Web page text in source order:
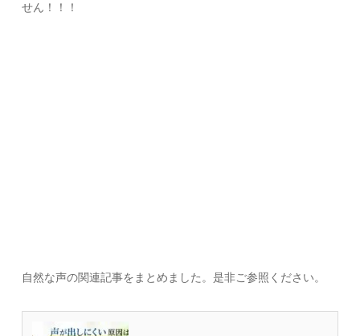
せん！！！
自然な声の関連記事をまとめました。是非ご参照ください。